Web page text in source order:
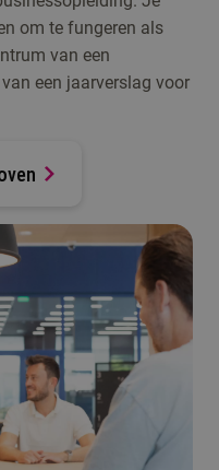
om te fungeren als
van een
een jaarverslag voor